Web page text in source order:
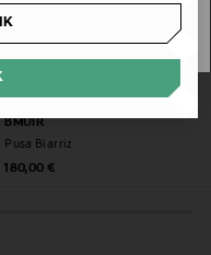
EELIS KUPONGIGA
BMUIR
Pusa Biarriz
Original Price
180,00 €